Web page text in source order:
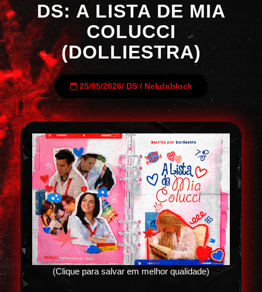
DS: A LISTA DE MIA
COLUCCI
(DOLLIESTRA)
25/05/2026/ DS/ Nekdnblock
(Clique para salvar em melhor qualidade)